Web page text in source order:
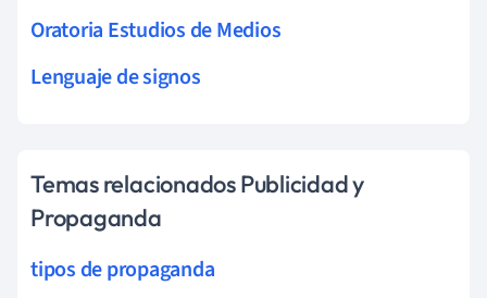
Oratoria Estudios de Medios
Lenguaje de signos
Temas relacionados Publicidad y
Propaganda
tipos de propaganda